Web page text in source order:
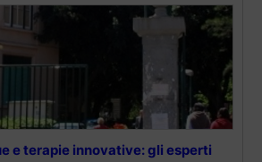
e terapie innovative: gli esperti